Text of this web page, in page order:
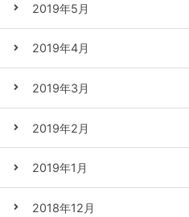
2019年5月
2019年4月
2019年3月
2019年2月
2019年1月
2018年12月